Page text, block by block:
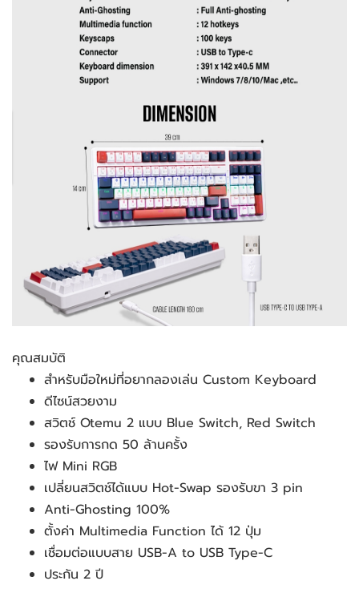
คุณสมบัติ
สำหรับมือใหม่ที่อยากลองเล่น Custom Keyboard
ดีไซน์สวยงาม
สวิตช์ Otemu 2 แบบ Blue Switch, Red Switch
รองรับการกด 50 ล้านครั้ง
ไฟ Mini RGB
เปลี่ยนสวิตช์ได้แบบ Hot-Swap รองรับขา 3 pin
Anti-Ghosting 100%
ตั้งค่า Multimedia Function ได้ 12 ปุ่ม
เชื่อมต่อแบบสาย USB-A to USB Type-C
ประกัน 2 ปี